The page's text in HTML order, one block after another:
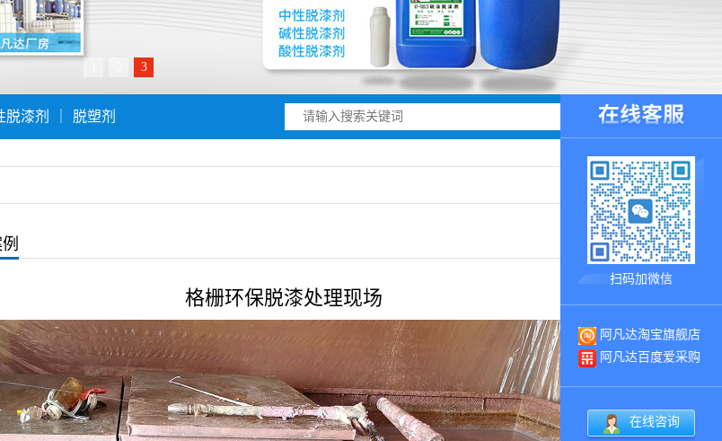
3
脱漆剂 脱塑剂
格栅环保脱漆处理现场
扫码加微信
阿凡达淘宝旗舰店
阿凡达百度爱采购
在线咨询